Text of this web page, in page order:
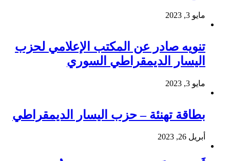
مايو 3, 2023
تنويه صادر عن المكتب الإعلامي لحزب
اليسار الديمقراطي السوري
مايو 3, 2023
بطاقة تهنئة – حزب اليسار الديمقراطي
أبريل 26, 2023